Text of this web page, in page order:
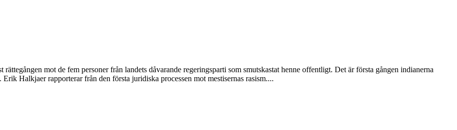
mot de fem personer från landets dåvarande regeringsparti som smutskastat henne offentligt. Det är första gången indianerna
Halkjaer rapporterar från den första juridiska processen mot mestisernas rasism....